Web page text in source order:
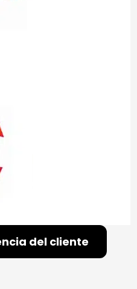
del cliente